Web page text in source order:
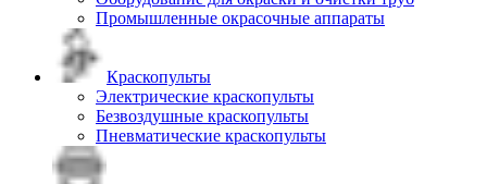
Промышленные окрасочные аппараты
Краскопульты
Электрические краскопульты
Безвоздушные краскопульты
Пневматические краскопульты